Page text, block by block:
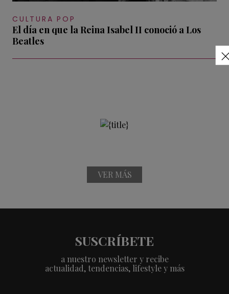
CULTURA POP
El día en que la Reina Isabel II conoció a Los
Beatles
VER MÁS
SUSCRÍBETE
a nuestro newsletter y recibe
actualidad, tendencias, lifestyle y más